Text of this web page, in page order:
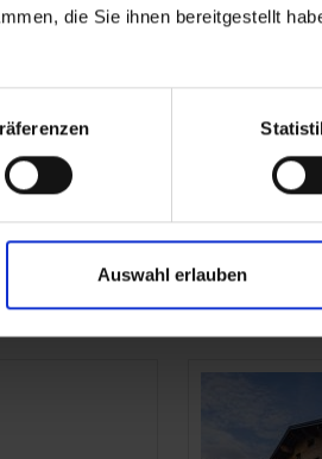
die Sie ihnen bereitgestellt
Auswahl erlauben